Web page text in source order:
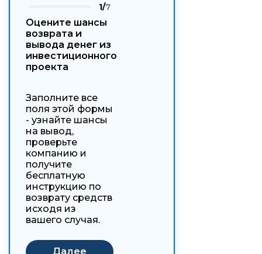
1/7
Оцените шансы
возврата и
вывода денег из
инвестиционного
проекта
Заполните все
поля этой формы
- узнайте шансы
на вывод,
проверьте
компанию и
получите
бесплатную
инструкцию по
возврату средств
исходя из
вашего случая.